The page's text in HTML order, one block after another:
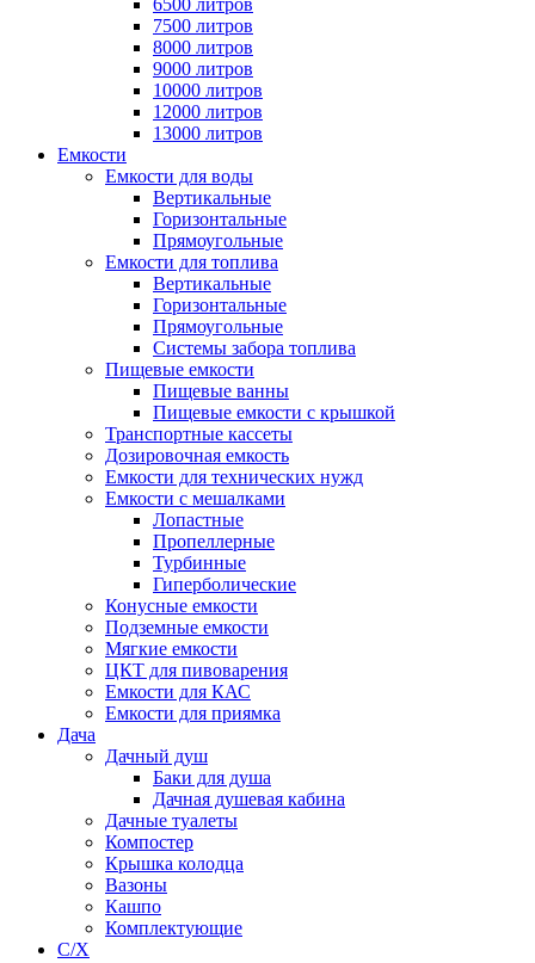
6500 литров
7500 литров
8000 литров
9000 литров
10000 литров
12000 литров
13000 литров
Емкости
Емкости для воды
Вертикальные
Горизонтальные
Прямоугольные
Емкости для топлива
Вертикальные
Горизонтальные
Прямоугольные
Системы забора топлива
Пищевые емкости
Пищевые ванны
Пищевые емкости с крышкой
Транспортные кассеты
Дозировочная емкость
Емкости для технических нужд
Емкости с мешалками
Лопастные
Пропеллерные
Турбинные
Гиперболические
Конусные емкости
Подземные емкости
Мягкие емкости
ЦКТ для пивоварения
Емкости для КАС
Емкости для приямка
Дача
Дачный душ
Баки для душа
Дачная душевая кабина
Дачные туалеты
Компостер
Крышка колодца
Вазоны
Кашпо
Комплектующие
С/Х